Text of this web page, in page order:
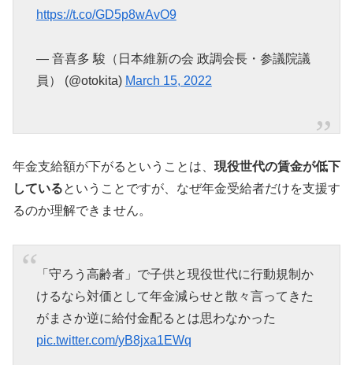
https://t.co/GD5p8wAvO9
— 音喜多 駿（日本維新の会 政調会長・参議院議
員） (@otokita) March 15, 2022
年金支給額が下がるということは、 現役世代の賃金が低下
しているということですが、なぜ年金受給者だけを支援す
るのか理解できません。
「守ろう高齢者」で子供と現役世代に行動規制か
けるなら対価として年金減らせと散々言ってきた
がまさか逆に給付金配るとは思わなかった
pic.twitter.com/yB8jxa1EWq